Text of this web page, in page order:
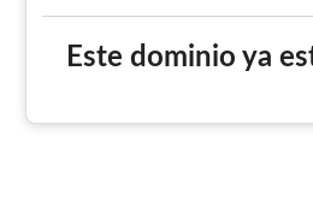
Este dominio ya